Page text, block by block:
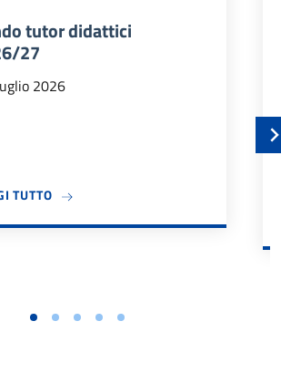
tutor didattici
27
2026
TUTTOA PROPOSITO DI BANDO TUTOR